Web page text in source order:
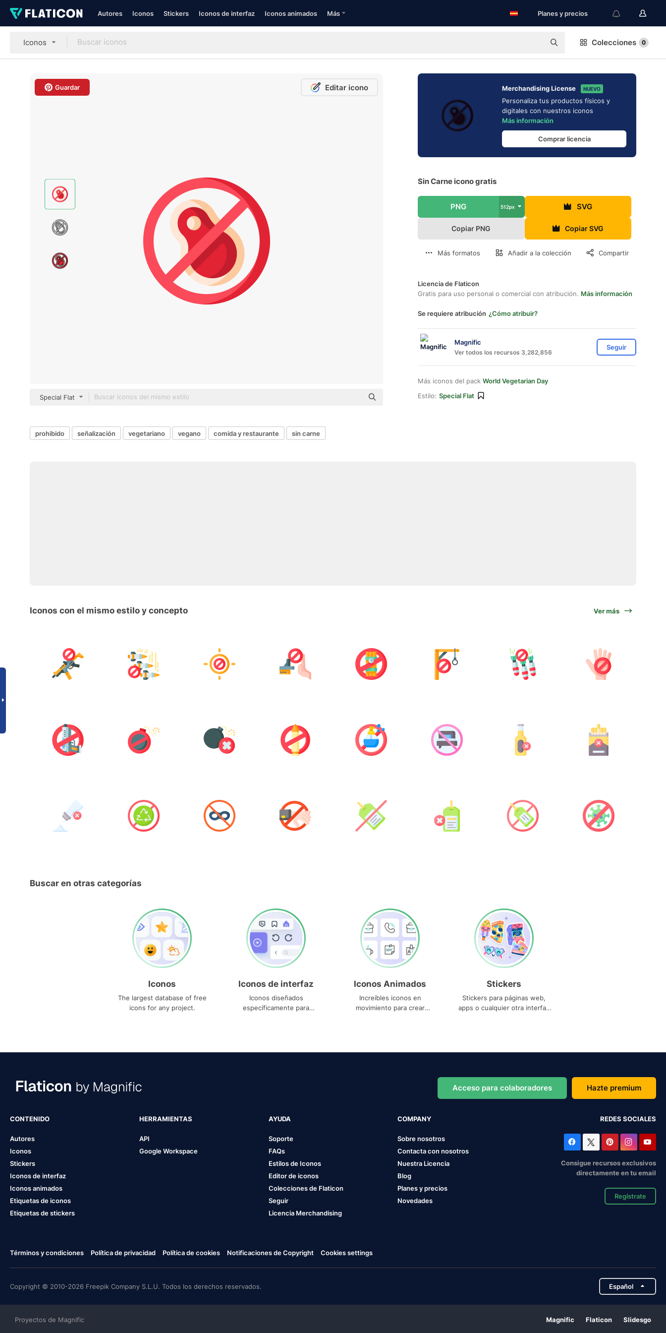
Autores Iconos Stickers Iconos de interfaz Iconos animados Más Planes y precios
Iconos Colecciones 0
Guardar Editar icono
Special Flat
Merchandising License NUEVO
Personaliza tus productos físicos y
digitales con nuestros iconos
Más información
Comprar licencia
Sin Carne icono gratis
PNG 512px SVG
Copiar PNG Copiar SVG
Más formatos Añadir a la colección Compartir
Licencia de Flaticon
Gratis para uso personal o comercial con atribución. Más información
Se requiere atribución ¿Cómo atribuir?
Magnific
Ver todos los recursos 3,282,856
Seguir
Más iconos del pack World Vegetarian Day
Estilo: Special Flat
prohibido señalización vegetariano vegano comida y restaurante sin carne
Iconos con el mismo estilo y concepto Ver más
Buscar en otras categorías
Iconos
The largest database of free
icons for any project.
Iconos de interfaz
Iconos diseñados
específicamente para
Iconos Animados
Increíbles iconos en
movimiento para crear
Stickers
Stickers para páginas web,
apps o cualquier otra interfaz
Acceso para colaboradores Hazte premium
CONTENIDO
Autores
Iconos
Stickers
Iconos de interfaz
Iconos animados
Etiquetas de iconos
Etiquetas de stickers
HERRAMIENTAS
API
Google Workspace
AYUDA
Soporte
FAQs
Estilos de Iconos
Editor de iconos
Colecciones de Flaticon
Seguir
Licencia Merchandising
COMPANY
Sobre nosotros
Contacta con nosotros
Nuestra Licencia
Blog
Planes y precios
Novedades
REDES SOCIALES
Consigue recursos exclusivos
directamente en tu email
Regístrate
Términos y condiciones Política de privacidad Política de cookies Notificaciones de Copyright Cookies settings
Copyright © 2010-2026 Freepik Company S.L.U. Todos los derechos reservados. Español
Proyectos de Magnific Magnific Flaticon Slidesgo